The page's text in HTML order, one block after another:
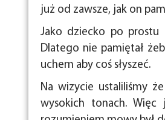
już od zawsze, jak on
Jako dziecko po prostu
Dlatego nie pamiętał
uchem aby coś słyszeć.
Na wizycie ustaliliśmy
wysokich tonach.